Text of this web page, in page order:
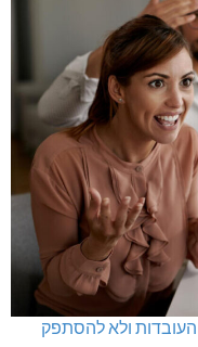
בעקבות גניבה